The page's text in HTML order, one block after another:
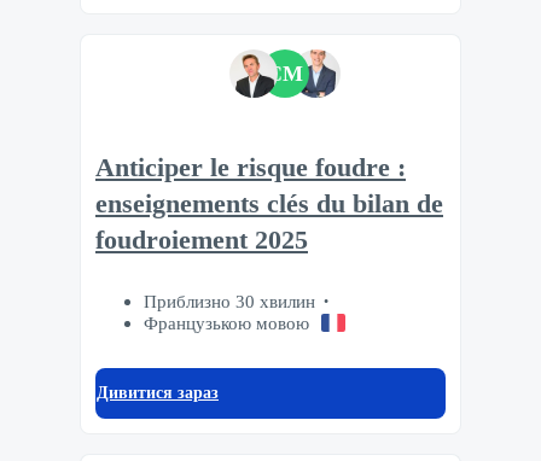
CM
Anticiper le risque foudre :
enseignements clés du bilan de
foudroiement 2025
Приблизно 30 хвилин
Французькою мовою
Дивитися зараз